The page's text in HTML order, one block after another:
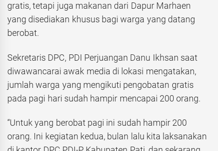
gratis, tetapi juga makanan dari Dapur Marhaen
yang disediakan khusus bagi warga yang datang
berobat.
Sekretaris DPC, PDI Perjuangan Danu Ikhsan saat
diwawancarai awak media di lokasi mengatakan,
jumlah warga yang mengikuti pengobatan gratis
pada pagi hari sudah hampir mencapai 200 orang.
“Untuk yang berobat pagi ini sudah hampir 200
orang. Ini kegiatan kedua, bulan lalu kita laksanakan